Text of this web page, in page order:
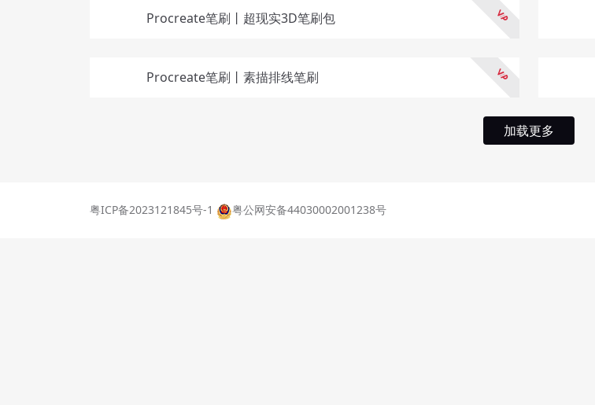
Procreate笔刷丨超现实3D笔刷包
Procreate笔刷丨素描排线笔刷
加载更多
粤ICP备2023121845号-1 粤公网安备44030002001238号